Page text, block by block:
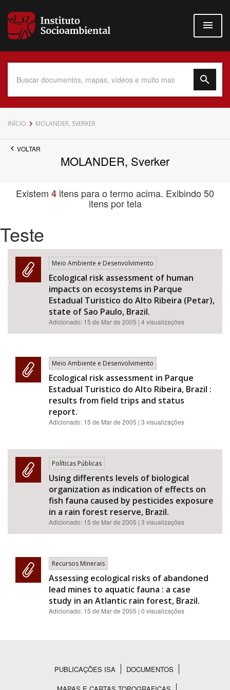
para
conteúdo
Data do Documento
Tema
Área de Levantamento
Área Protegida
BUSCAR
INÍCIO MOLANDER, SVERKER
VOLTAR
MOLANDER, Sverker
Existem 4 itens para o termo acima. Exibindo 50
itens por tela
Teste
Meio Ambiente e Desenvolvimento
Ecological risk assessment of human
impacts on ecosystems in Parque
Estadual Turistico do Alto Ribeira (Petar),
state of Sao Paulo, Brazil.
Adicionado: 15 de Mar de 2005 | 4 visualizações
Meio Ambiente e Desenvolvimento
Ecological risk assessment in Parque
Estadual Turistico do Alto Ribeira, Brazil :
results from field trips and status
report.
Adicionado: 15 de Mar de 2005 | 3 visualizações
Políticas Públicas
Using differents levels of biological
organization as indication of effects on
fish fauna caused by pesticides exposure
in a rain forest reserve, Brazil.
Adicionado: 15 de Mar de 2005 | 3 visualizações
Recursos Minerais
Assessing ecological risks of abandoned
lead mines to aquatic fauna : a case
study in an Atlantic rain forest, Brazil.
Adicionado: 15 de Mar de 2005 | 0 visualizações
Rodapé
PUBLICAÇÕES ISA
DOCUMENTOS